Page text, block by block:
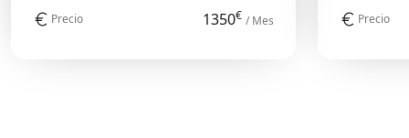
Precio 1350€ / Mes Precio